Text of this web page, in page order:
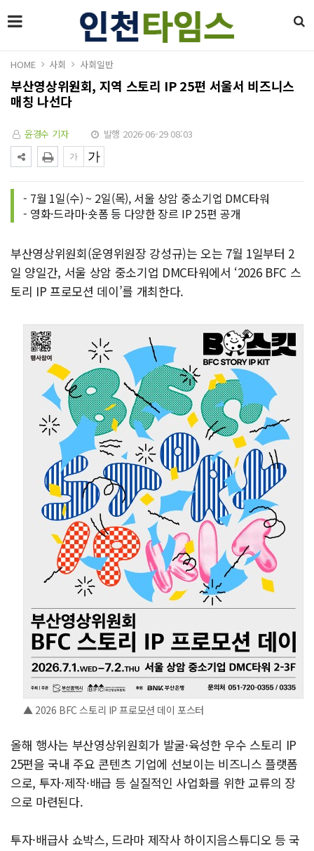
HOME 사회 사회일반
부산영상위원회, 지역 스토리 IP 25편 서울서 비즈니스
매칭 나선다
윤경수 기자 발행 2026-06-29 08:03
- 7월 1일(수) ~ 2일(목), 서울 상암 중소기업 DMC타워
- 영화·드라마·숏폼 등 다양한 장르 IP 25편 공개
부산영상위원회(운영위원장 강성규)는 오는 7월 1일부터 2
일 양일간, 서울 상암 중소기업 DMC타워에서 ‘2026 BFC 스
토리 IP 프로모션 데이’를 개최한다.
▲ 2026 BFC 스토리 IP 프로모션 데이 포스터
올해 행사는 부산영상위원회가 발굴·육성한 우수 스토리 IP
25편을 국내 주요 콘텐츠 기업에 선보이는 비즈니스 플랫폼
으로, 투자·제작·배급 등 실질적인 사업화를 위한 교류의 장
으로 마련된다.
투자·배급사 쇼박스, 드라마 제작사 하이지음스튜디오 등 국